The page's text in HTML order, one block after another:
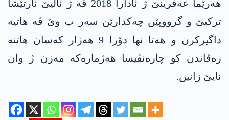
ھەرێما عەفرینێ ژ ئادارا 2018 ڤە ژ ئالیێ ئارتێشا
ترکیێ و گرووپێن چەکدارێن سەر ب وێ ڤە ھاتیە
داگیرکرن و ھەتا نھا دۆرا 9 ھەزار کەسان ھاتنە
رەڤاندن کو چارەنڤیسا ھەژمارەکە مەزن ژ وان
نایێ زانین.